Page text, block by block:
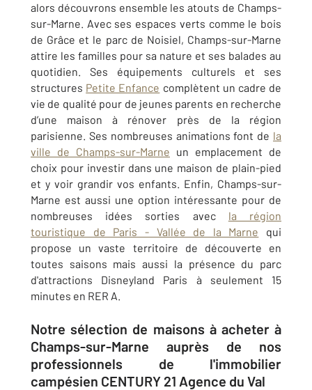
alors découvrons ensemble les atouts de Champs-
sur-Marne. Avec ses espaces verts comme le bois
de Grâce et le parc de Noisiel, Champs-sur-Marne
attire les familles pour sa nature et ses balades au
quotidien. Ses équipements culturels et ses
structures Petite Enfance complètent un cadre de
vie de qualité pour de jeunes parents en recherche
d’une maison à rénover près de la région
parisienne. Ses nombreuses animations font de la
ville de Champs-sur-Marne un emplacement de
choix pour investir dans une maison de plain-pied
et y voir grandir vos enfants. Enfin, Champs-sur-
Marne est aussi une option intéressante pour de
nombreuses idées sorties avec la région
touristique de Paris - Vallée de la Marne qui
propose un vaste territoire de découverte en
toutes saisons mais aussi la présence du parc
d'attractions Disneyland Paris à seulement 15
minutes en RER A.
Notre sélection de maisons à acheter à
Champs-sur-Marne auprès de nos
professionnels de l'immobilier
campésien CENTURY 21 Agence du Val